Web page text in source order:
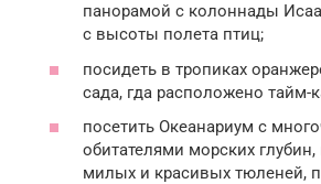
панорамой с колоннады
с высоты полета птиц;
посидеть в тропиках
сада, гда расположено тайм-
посетить Океанариум с
обитателями морских
милых и красивых тюленей,